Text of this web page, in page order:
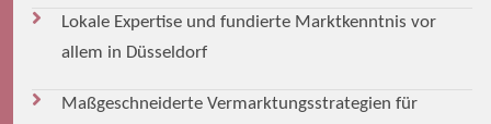
Lokale Expertise und fundierte Marktkenntnis vor
allem in Düsseldorf
Maßgeschneiderte Vermarktungsstrategien für